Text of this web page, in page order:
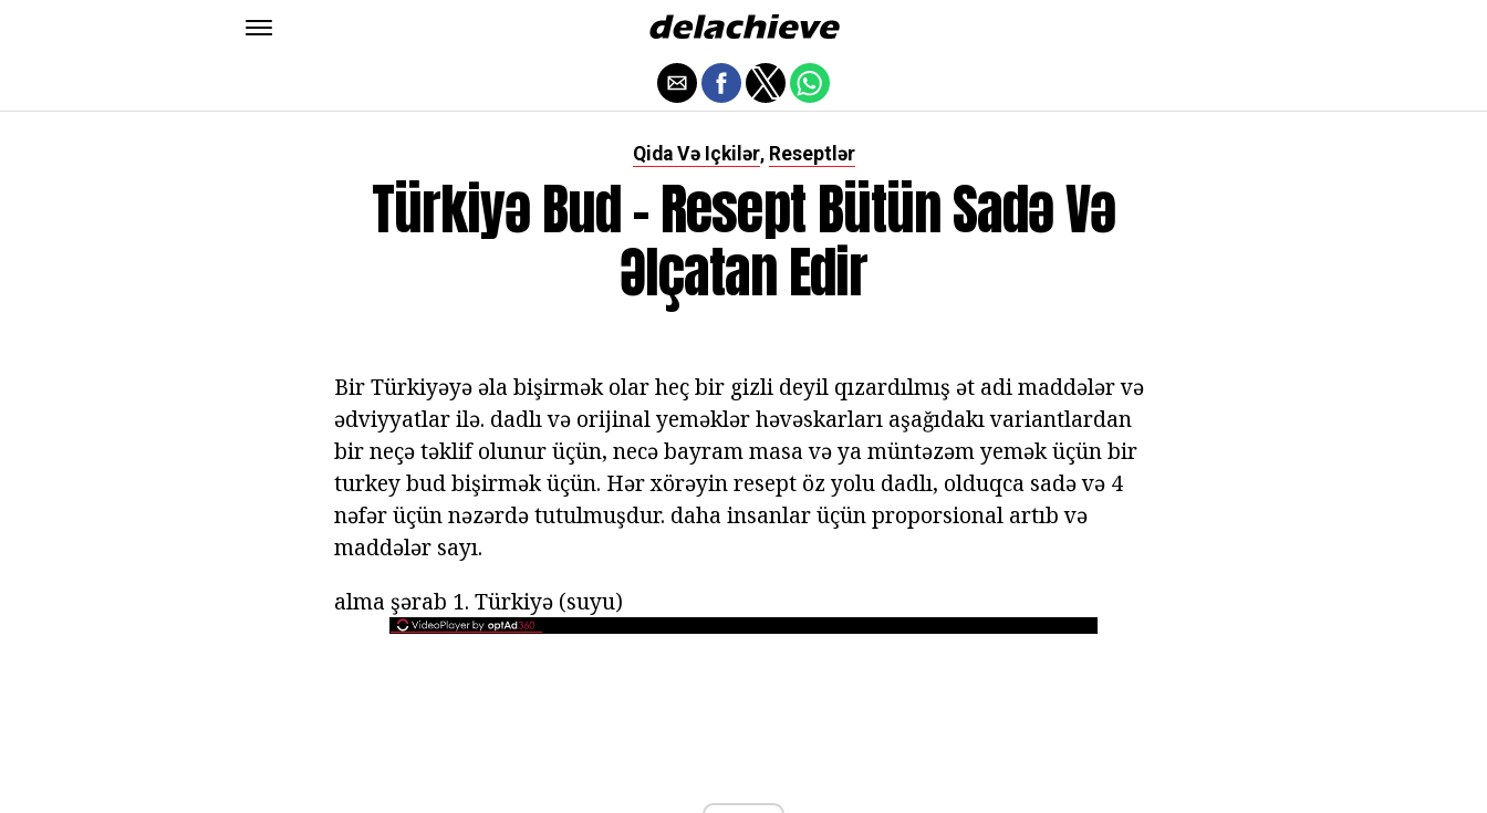
Qida Və Içkilər, Reseptlər
Türkiyə Bud - Resept Bütün Sadə Və
Əlçatan Edir
Bir Türkiyəyə əla bişirmək olar heç bir gizli deyil qızardılmış ət adi maddələr və
ədviyyatlar ilə. dadlı və orijinal yeməklər həvəskarları aşağıdakı variantlardan
bir neçə təklif olunur üçün, necə bayram masa və ya müntəzəm yemək üçün bir
turkey bud bişirmək üçün. Hər xörəyin resept öz yolu dadlı, olduqca sadə və 4
nəfər üçün nəzərdə tutulmuşdur. daha insanlar üçün proporsional artıb və
maddələr sayı.
alma şərab 1. Türkiyə (suyu)